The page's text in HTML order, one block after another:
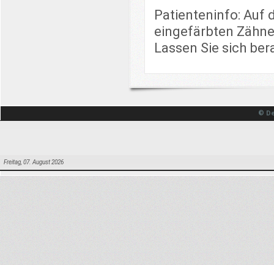
Patienteninfo: Auf
eingefärbten
Lassen Sie sich
©
Freitag, 07. August 2026